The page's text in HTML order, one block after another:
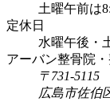
土曜午前は
定休日
水曜午後・
アーバン整骨院
〒731-5115
広島市佐伯